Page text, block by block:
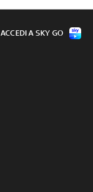
ACCEDI A SKY GO